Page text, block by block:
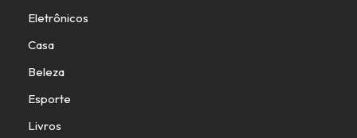
Eletrônicos
Casa
Beleza
Esporte
Livros